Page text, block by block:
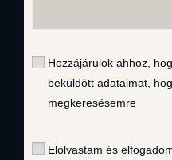
Hozzájárulok ahhoz,
beküldött adataimat,
megkeresésemre
Elolvastam és